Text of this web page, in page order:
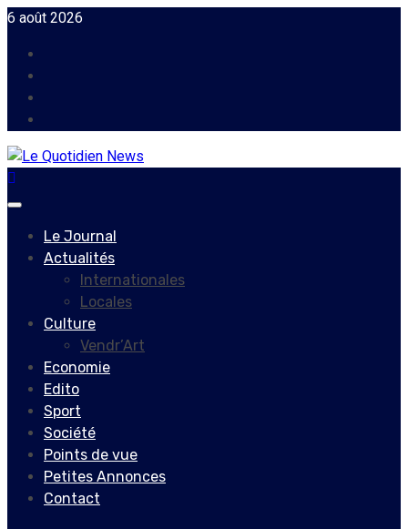
Skip
content
6 août 2026
Primary
Le Journal
Actualités
Internationales
Locales
Culture
Vendr’Art
Economie
Edito
Sport
Société
Points de vue
Petites Annonces
Contact